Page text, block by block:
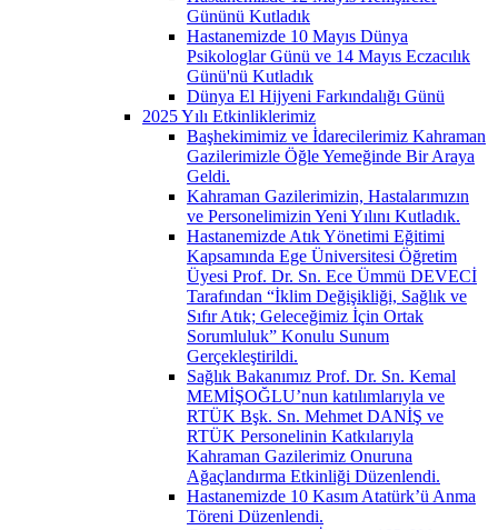
Gününü Kutladık
Hastanemizde 10 Mayıs Dünya
Psikologlar Günü ve 14 Mayıs Eczacılık
Günü'nü Kutladık
Dünya El Hijyeni Farkındalığı Günü
2025 Yılı Etkinliklerimiz
Başhekimimiz ve İdarecilerimiz Kahraman
Gazilerimizle Öğle Yemeğinde Bir Araya
Geldi.
Kahraman Gazilerimizin, Hastalarımızın
ve Personelimizin Yeni Yılını Kutladık.
Hastanemizde Atık Yönetimi Eğitimi
Kapsamında Ege Üniversitesi Öğretim
Üyesi Prof. Dr. Sn. Ece Ümmü DEVECİ
Tarafından “İklim Değişikliği, Sağlık ve
Sıfır Atık; Geleceğimiz İçin Ortak
Sorumluluk” Konulu Sunum
Gerçekleştirildi.
Sağlık Bakanımız Prof. Dr. Sn. Kemal
MEMİŞOĞLU’nun katılımlarıyla ve
RTÜK Bşk. Sn. Mehmet DANİŞ ve
RTÜK Personelinin Katkılarıyla
Kahraman Gazilerimiz Onuruna
Ağaçlandırma Etkinliği Düzenlendi.
Hastanemizde 10 Kasım Atatürk’ü Anma
Töreni Düzenlendi.